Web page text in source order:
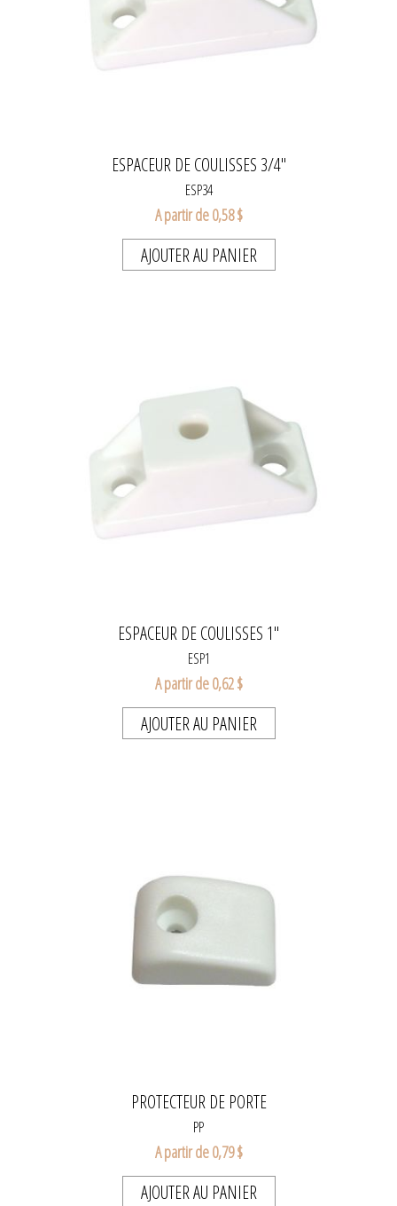
ESPACEUR DE COULISSES 3/4"
ESP34
A partir de 0,58 $
AJOUTER AU PANIER
ESPACEUR DE COULISSES 1"
ESP1
A partir de 0,62 $
AJOUTER AU PANIER
PROTECTEUR DE PORTE
PP
A partir de 0,79 $
AJOUTER AU PANIER